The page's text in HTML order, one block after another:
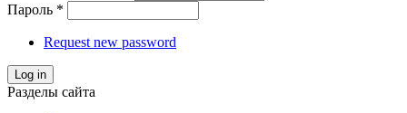
Пароль *
Request new password
Log in
Разделы сайта